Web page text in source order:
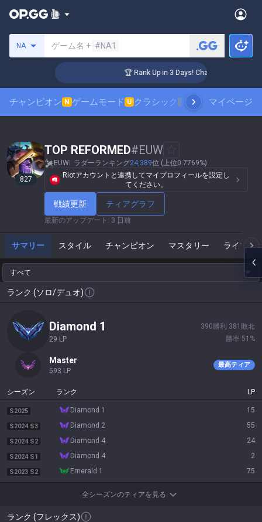
NA ゲーム名 + #NA1
🏆 Rank Up in 3 Days! Challenger Coaching
チャンピオン N ゲームモード U クラシック N スキンランキング
マイページ
827
TOP REFORMED#EUW
EUW ラダーランキング24,389位 (上位0.7769%)
Riotアカウントと連携してマイプロフィールを設定し
てください。
戦績更新 ティアグラフ
最新のアップデート : 3 日前
サマリー スタイル チャンピオン マスタリー ライブゲ
すべて
ランク (ソロ/デュオ)
diamond 1
29 LP
390 勝利 381 敗北
勝率 51 %
master
593 LP
最高ティア
シーズン ランク LP
S2025 diamond 1 15
S2024 S3 diamond 2 55
S2024 S2 diamond 4 24
S2024 S1 diamond 4 2
S2023 S2 emerald 1 75
全シーズンのティアを見る
ランク (フレックス)